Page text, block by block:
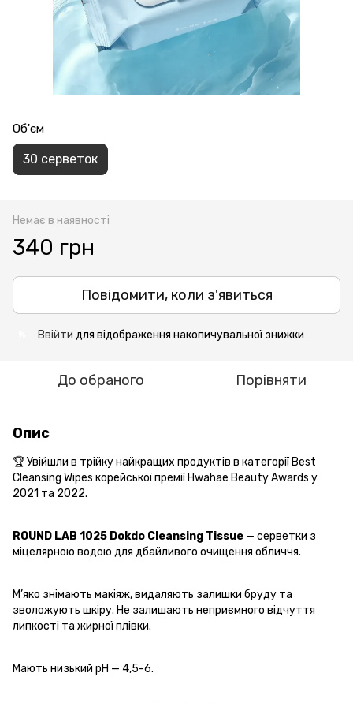
Об'єм
30 серветок
Немає в наявності
340 грн
Повідомити, коли з'явиться
Ввійти для відображення накопичувальної знижки
До обраного Порівняти
Опис
🏆 Увійшли в трійку найкращих продуктів в категорії Best
Cleansing Wipes корейської премії Hwahae Beauty Awards у
2021 та 2022.
ROUND LAB 1025 Dokdo Cleansing Tissue — серветки з
міцелярною водою для дбайливого очищення обличчя.
М’яко знімають макіяж, видаляють залишки бруду та
зволожують шкіру. Не залишають неприємного відчуття
липкості та жирної плівки.
Мають низький pH — 4,5-6.